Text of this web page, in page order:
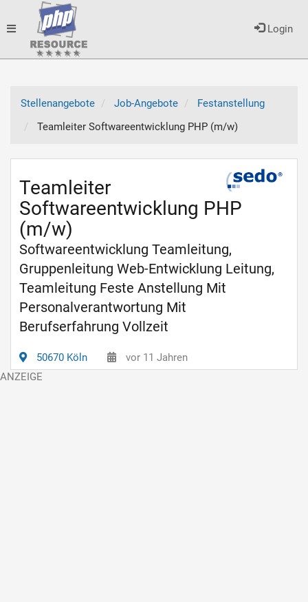
Login
Toggle
Stellenangebote
Job-Angebote
Festanstellung
Teamleiter Softwareentwicklung PHP (m/w)
Teamleiter
Softwareentwicklung PHP
(m/w)
Softwareentwicklung Teamleitung,
Gruppenleitung Web-Entwicklung Leitung,
Teamleitung Feste Anstellung Mit
Personalverantwortung Mit
Berufserfahrung Vollzeit
50670 Köln vor 11 Jahren